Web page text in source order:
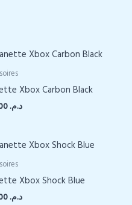
Xbox Carbon Black
د.م.
Xbox Shock Blue
د.م.